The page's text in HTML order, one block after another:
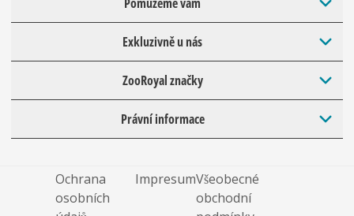
Exkluzivně u nás
ZooRoyal značky
Právní informace
Ochrana
osobních
ImpresumVšeobecné
obchodní